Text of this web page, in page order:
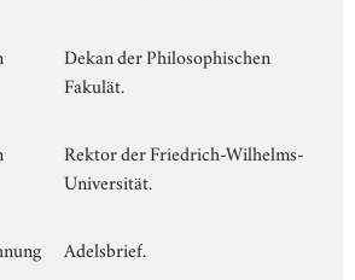
Dekan der Philosophischen
Fakulät.
Rektor der Friedrich-Wilhelms-
Universität.
Adelsbrief.